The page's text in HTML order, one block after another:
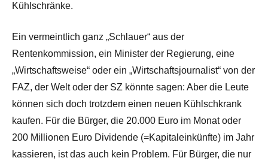
Kühlschränke.
Ein vermeintlich ganz „Schlauer“ aus der
Rentenkommission, ein Minister der Regierung, eine
„Wirtschaftsweise“ oder ein „Wirtschaftsjournalist“ von der
FAZ, der Welt oder der SZ könnte sagen: Aber die Leute
können sich doch trotzdem einen neuen Kühlschkrank
kaufen. Für die Bürger, die 20.000 Euro im Monat oder
200 Millionen Euro Dividende (=Kapitaleinkünfte) im Jahr
kassieren, ist das auch kein Problem. Für Bürger, die nur